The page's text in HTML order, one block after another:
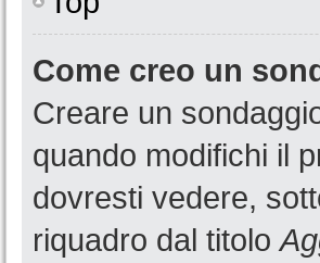
Come creo un
Creare un
quando modifichi il
dovresti vedere,
riquadro dal titolo